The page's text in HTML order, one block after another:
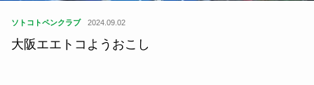
ソトコトペンクラブ 2024.09.02
大阪エエトコようおこし